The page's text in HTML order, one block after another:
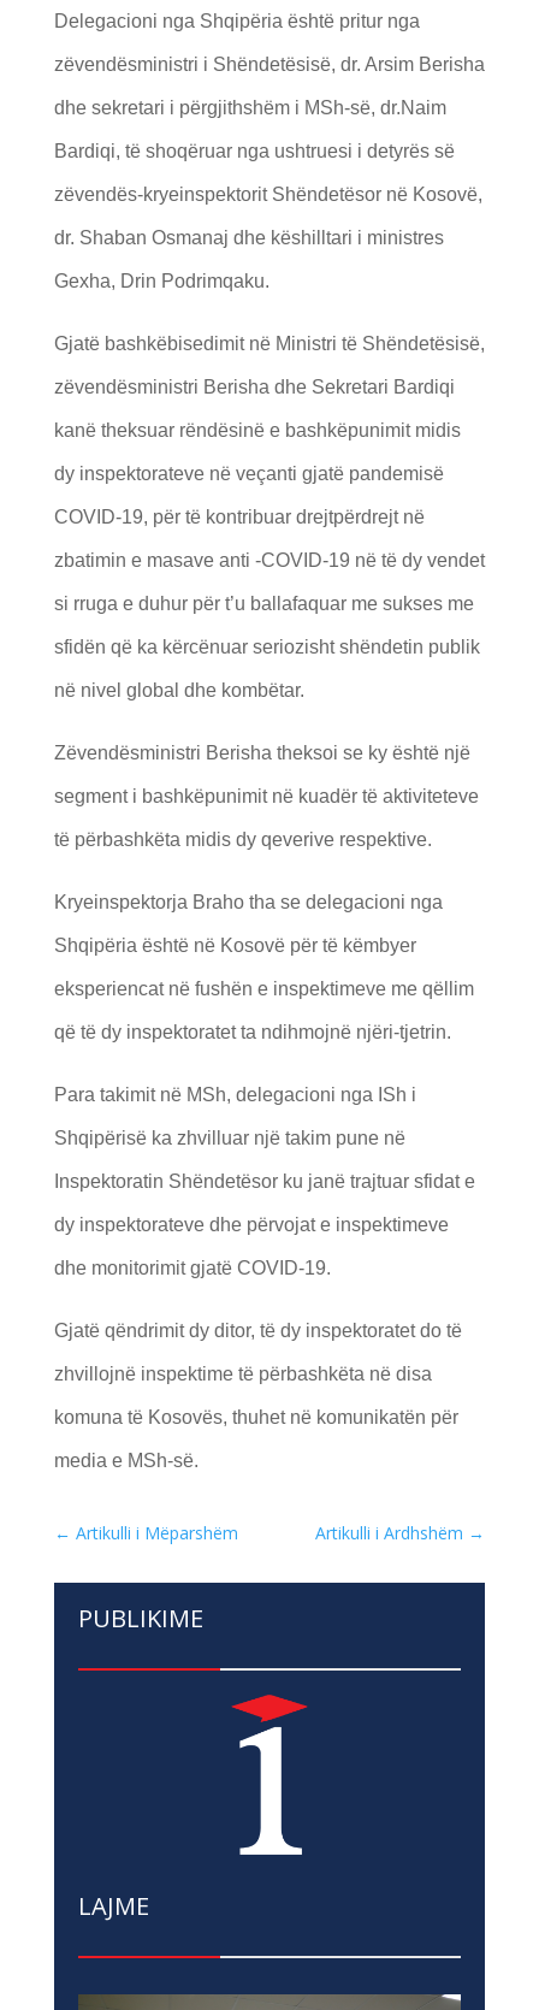
Delegacioni nga Shqipëria është pritur nga
zëvendësministri i Shëndetësisë, dr. Arsim Berisha
dhe sekretari i përgjithshëm i MSh-së, dr.Naim
Bardiqi, të shoqëruar nga ushtruesi i detyrës së
zëvendës-kryeinspektorit Shëndetësor në Kosovë,
dr. Shaban Osmanaj dhe këshilltari i ministres
Gexha, Drin Podrimqaku.
Gjatë bashkëbisedimit në Ministri të Shëndetësisë,
zëvendësministri Berisha dhe Sekretari Bardiqi
kanë theksuar rëndësinë e bashkëpunimit midis
dy inspektorateve në veçanti gjatë pandemisë
COVID-19, për të kontribuar drejtpërdrejt në
zbatimin e masave anti -COVID-19 në të dy vendet
si rruga e duhur për t’u ballafaquar me sukses me
sfidën që ka kërcënuar seriozisht shëndetin publik
në nivel global dhe kombëtar.
Zëvendësministri Berisha theksoi se ky është një
segment i bashkëpunimit në kuadër të aktiviteteve
të përbashkëta midis dy qeverive respektive.
Kryeinspektorja Braho tha se delegacioni nga
Shqipëria është në Kosovë për të këmbyer
eksperiencat në fushën e inspektimeve me qëllim
që të dy inspektoratet ta ndihmojnë njëri-tjetrin.
Para takimit në MSh, delegacioni nga ISh i
Shqipërisë ka zhvilluar një takim pune në
Inspektoratin Shëndetësor ku janë trajtuar sfidat e
dy inspektorateve dhe përvojat e inspektimeve
dhe monitorimit gjatë COVID-19.
Gjatë qëndrimit dy ditor, të dy inspektoratet do të
zhvillojnë inspektime të përbashkëta në disa
komuna të Kosovës, thuhet në komunikatën për
media e MSh-së.
← Artikulli i Mëparshëm Artikulli i Ardhshëm →
PUBLIKIME
LAJME